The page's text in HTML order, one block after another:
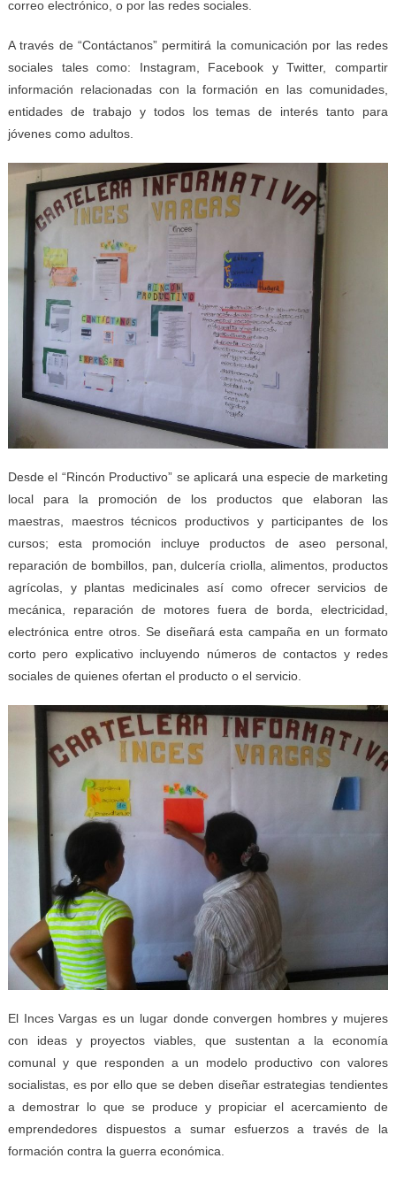
correo electrónico, o por las redes sociales.
A través de “Contáctanos” permitirá la comunicación por las redes
sociales tales como: Instagram, Facebook y Twitter, compartir
información relacionadas con la formación en las comunidades,
entidades de trabajo y todos los temas de interés tanto para
jóvenes como adultos.
Desde el “Rincón Productivo” se aplicará una especie de marketing
local para la promoción de los productos que elaboran las
maestras, maestros técnicos productivos y participantes de los
cursos; esta promoción incluye productos de aseo personal,
reparación de bombillos, pan, dulcería criolla, alimentos, productos
agrícolas, y plantas medicinales así como ofrecer servicios de
mecánica, reparación de motores fuera de borda, electricidad,
electrónica entre otros. Se diseñará esta campaña en un formato
corto pero explicativo incluyendo números de contactos y redes
sociales de quienes ofertan el producto o el servicio.
El Inces Vargas es un lugar donde convergen hombres y mujeres
con ideas y proyectos viables, que sustentan a la economía
comunal y que responden a un modelo productivo con valores
socialistas, es por ello que se deben diseñar estrategias tendientes
a demostrar lo que se produce y propiciar el acercamiento de
emprendedores dispuestos a sumar esfuerzos a través de la
formación contra la guerra económica.